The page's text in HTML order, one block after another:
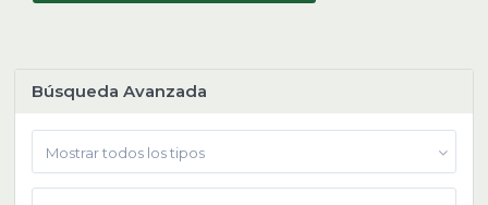
Búsqueda Avanzada
Mostrar todos los tipos